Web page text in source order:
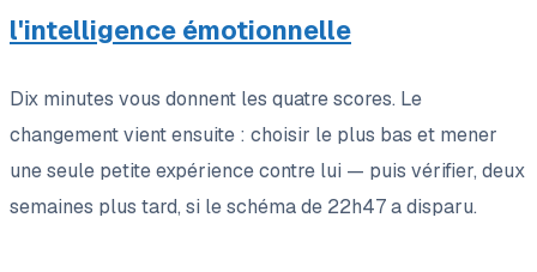
l'intelligence émotionnelle
Dix minutes vous donnent les quatre scores. Le
changement vient ensuite : choisir le plus bas et mener
une seule petite expérience contre lui — puis vérifier, deux
semaines plus tard, si le schéma de 22h47 a disparu.